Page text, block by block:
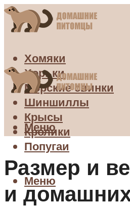
Хомяки
Хорьки
Морские свинки
Шиншиллы
Крысы
Кролики
Попугаи
Меню
Меню
Размер и
и